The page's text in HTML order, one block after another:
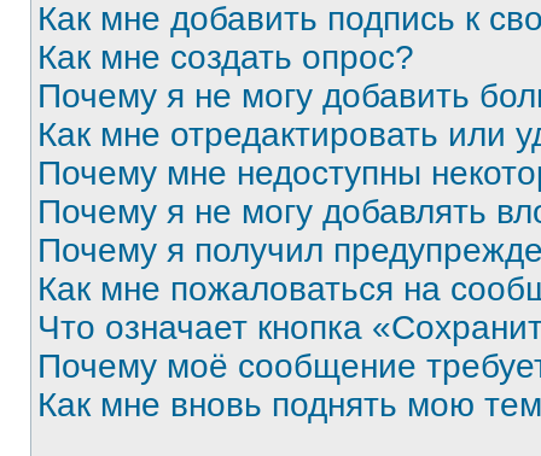
Как мне добавить подпись к
Как мне создать опрос?
Почему я не могу добавить
Как мне отредактировать или
Почему мне недоступны
Почему я не могу добавлять
Почему я получил
Как мне пожаловаться на
Что означает кнопка
Почему моё сообщение
Как мне вновь поднять мою